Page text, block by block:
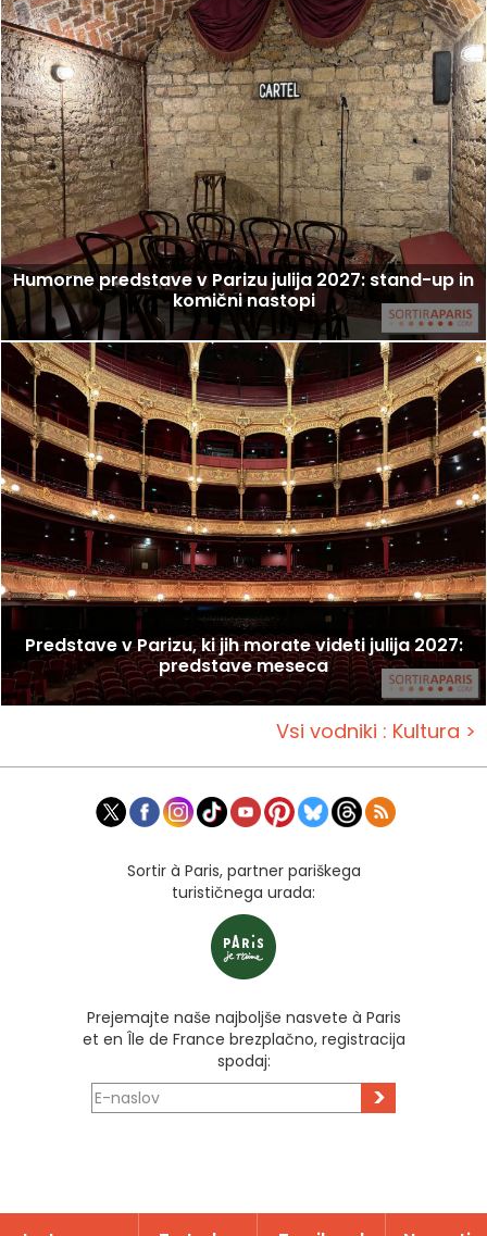
Humorne predstave v Parizu julija 2027: stand-up in
komični nastopi
Predstave v Parizu, ki jih morate videti julija 2027:
predstave meseca
Vsi vodniki : Kultura >
Sortir à Paris, partner pariškega
turističnega urada:
Prejemajte naše najboljše nasvete à Paris
et en Île de France brezplačno, registracija
spodaj:
>